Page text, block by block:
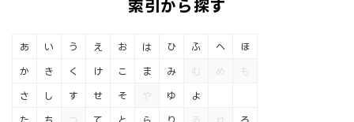
索引から探す
あ い う え お
か き く け こ
さ し す せ そ
た ち つ て と
は ひ ふ へ ほ
ま み む め も
や ゆ よ
ら り る れ ろ